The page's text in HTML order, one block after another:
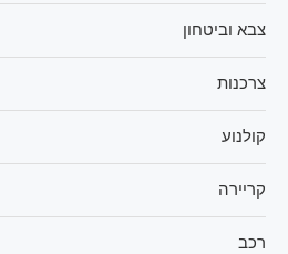
צבא וביטחון
צרכנות
קולנוע
קריירה
רכב